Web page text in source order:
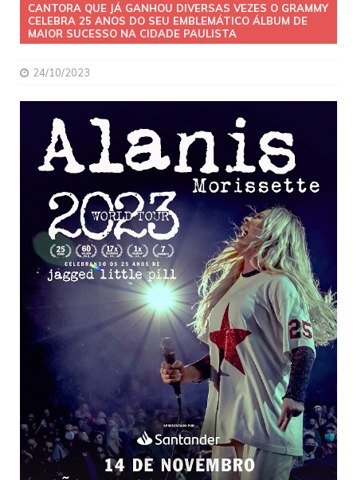
CANTORA QUE JÁ GANHOU DIVERSAS VEZES O GRAMMY
CELEBRA 25 ANOS DO SEU EMBLEMÁTICO ÁLBUM DE
MAIOR SUCESSO NA CIDADE PAULISTA
24/10/2023